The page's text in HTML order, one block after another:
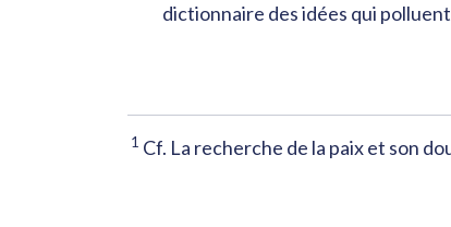
dictionnaire des idées qui
1 Cf. La recherche de la paix et son